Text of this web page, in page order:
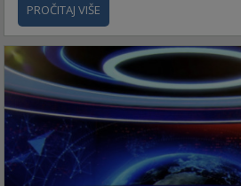
PROČITAJ VIŠE